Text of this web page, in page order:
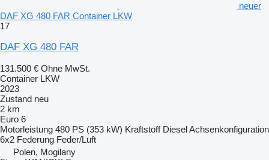
neuer
DAF XG 480 FAR Container LKW
17
DAF XG 480 FAR
131.500 € Ohne MwSt.
Container LKW
2023
Zustand neu
2 km
Euro 6
Motorleistung 480 PS (353 kW) Kraftstoff DieselAchsenkonfiguration
6x2 Federung Feder/Luft
Polen, Mogilany